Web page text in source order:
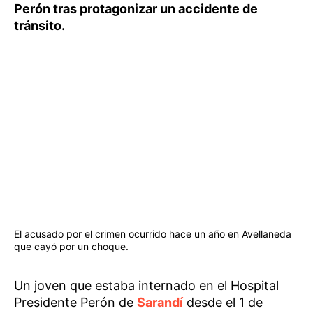
Perón tras protagonizar un accidente de
tránsito.
El acusado por el crimen ocurrido hace un año en Avellaneda
que cayó por un choque.
Un joven que estaba internado en el Hospital
Presidente Perón de Sarandí desde el 1 de